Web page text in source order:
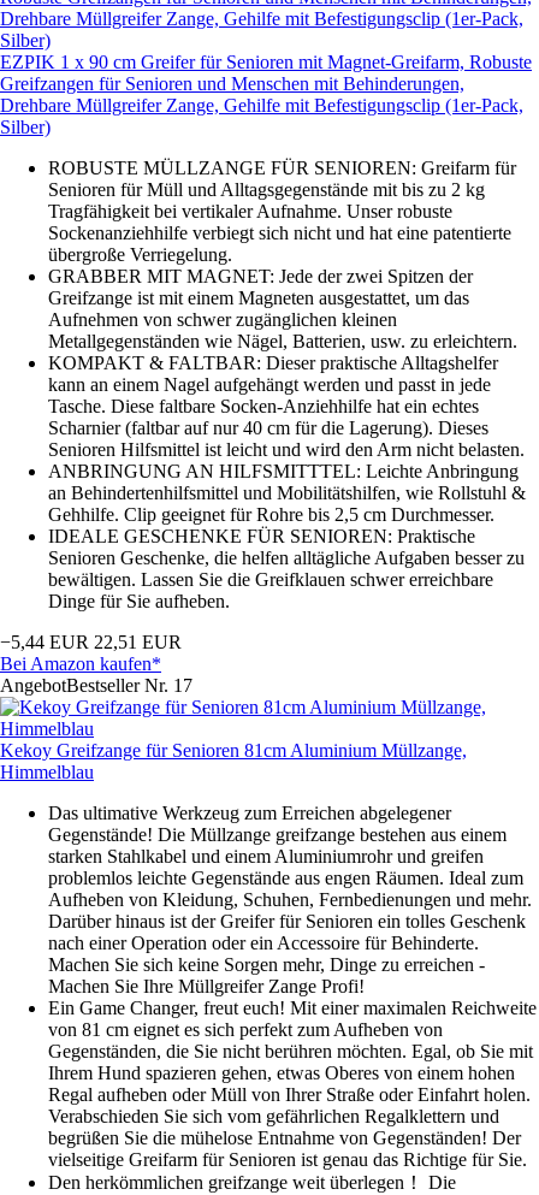
EZPIK 1 x 90 cm Greifer für Senioren mit Magnet-Greifarm, Robuste
Greifzangen für Senioren und Menschen mit Behinderungen,
Drehbare Müllgreifer Zange, Gehilfe mit Befestigungsclip (1er-Pack,
Silber)
ROBUSTE MÜLLZANGE FÜR SENIOREN: Greifarm für
Senioren für Müll und Alltagsgegenstände mit bis zu 2 kg
Tragfähigkeit bei vertikaler Aufnahme. Unser robuste
Sockenanziehhilfe verbiegt sich nicht und hat eine patentierte
übergroße Verriegelung.
GRABBER MIT MAGNET: Jede der zwei Spitzen der
Greifzange ist mit einem Magneten ausgestattet, um das
Aufnehmen von schwer zugänglichen kleinen
Metallgegenständen wie Nägel, Batterien, usw. zu erleichtern.
KOMPAKT & FALTBAR: Dieser praktische Alltagshelfer
kann an einem Nagel aufgehängt werden und passt in jede
Tasche. Diese faltbare Socken-Anziehhilfe hat ein echtes
Scharnier (faltbar auf nur 40 cm für die Lagerung). Dieses
Senioren Hilfsmittel ist leicht und wird den Arm nicht belasten.
ANBRINGUNG AN HILFSMITTTEL: Leichte Anbringung
an Behindertenhilfsmittel und Mobilitätshilfen, wie Rollstuhl &
Gehhilfe. Clip geeignet für Rohre bis 2,5 cm Durchmesser.
IDEALE GESCHENKE FÜR SENIOREN: Praktische
Senioren Geschenke, die helfen alltägliche Aufgaben besser zu
bewältigen. Lassen Sie die Greifklauen schwer erreichbare
Dinge für Sie aufheben.
−5,44 EUR 22,51 EUR
Bei Amazon kaufen*
AngebotBestseller Nr. 17
Kekoy Greifzange für Senioren 81cm Aluminium Müllzange,
Himmelblau
Das ultimative Werkzeug zum Erreichen abgelegener
Gegenstände! Die Müllzange greifzange bestehen aus einem
starken Stahlkabel und einem Aluminiumrohr und greifen
problemlos leichte Gegenstände aus engen Räumen. Ideal zum
Aufheben von Kleidung, Schuhen, Fernbedienungen und mehr.
Darüber hinaus ist der Greifer für Senioren ein tolles Geschenk
nach einer Operation oder ein Accessoire für Behinderte.
Machen Sie sich keine Sorgen mehr, Dinge zu erreichen -
Machen Sie Ihre Müllgreifer Zange Profi!
Ein Game Changer, freut euch! Mit einer maximalen Reichweite
von 81 cm eignet es sich perfekt zum Aufheben von
Gegenständen, die Sie nicht berühren möchten. Egal, ob Sie mit
Ihrem Hund spazieren gehen, etwas Oberes von einem hohen
Regal aufheben oder Müll von Ihrer Straße oder Einfahrt holen.
Verabschieden Sie sich vom gefährlichen Regalklettern und
begrüßen Sie die mühelose Entnahme von Gegenständen! Der
vielseitige Greifarm für Senioren ist genau das Richtige für Sie.
Den herkömmlichen greifzange weit überlegen！ Die